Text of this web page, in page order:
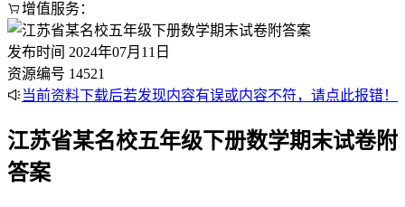
增值服务：
发布时间 2024年07月11日
资源编号 14521
当前资料下载后若发现内容有误或内容不符，请点此报错！
江苏省某名校五年级下册数学期末试卷附
答案